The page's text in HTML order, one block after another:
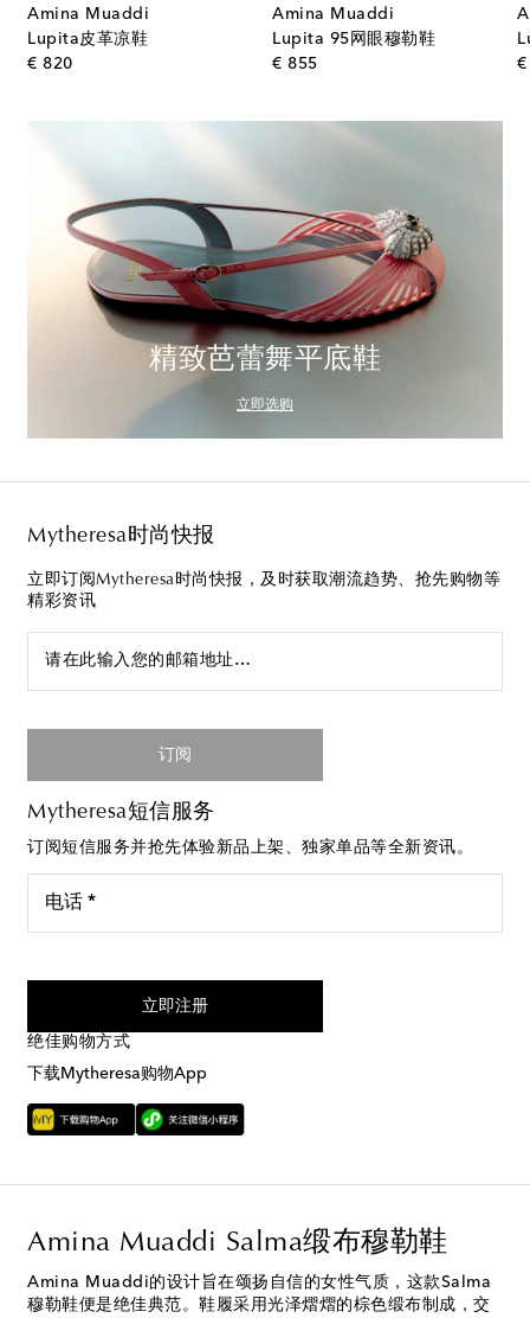
Amina Muaddi
Lupita皮革凉鞋
€ 820original price
Amina Muaddi
Lupita 95网眼穆勒鞋
€ 855original price
€
精致芭蕾舞平底鞋
立即选购
Mytheresa时尚快报
立即订阅Mytheresa时尚快报，及时获取潮流趋势、抢先购物等
精彩资讯
请在此输入您的邮箱地址…
订阅
Mytheresa短信服务
订阅短信服务并抢先体验新品上架、独家单品等全新资讯。
电话 *
立即注册
绝佳购物方式
下载Mytheresa购物App
Amina Muaddi Salma缎布穆勒鞋
Amina Muaddi的设计旨在颂扬自信的女性气质，这款Salma
穆勒鞋便是绝佳典范。鞋履采用光泽熠熠的棕色缎布制成，交